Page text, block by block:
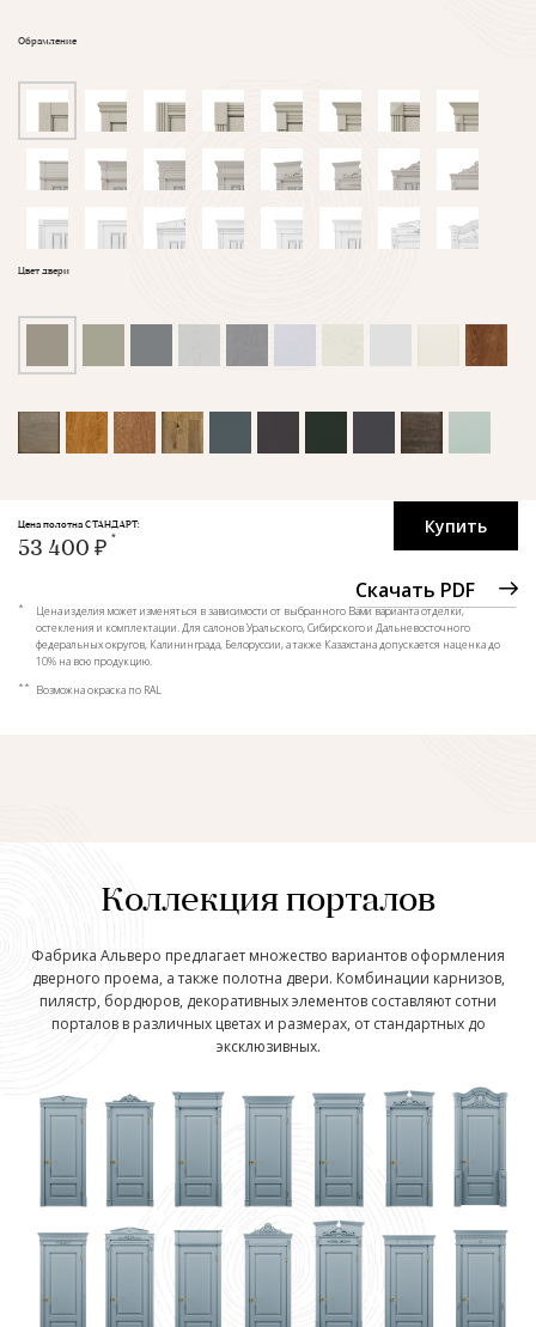
Обрамление
Цвет двери
Купить
Скачать PDF
Цена полотна СТАНДАРТ:
53 400 ₽
*
Цена изделия может изменяться в зависимости от выбранного Вами варианта отделки,
остекления и комплектации. Для салонов Уральского, Сибирского и Дальневосточного
федеральных округов, Калининграда, Белоруссии, а также Казахстана допускается наценка до
10% на всю продукцию.
** Возможна окраска по RAL
Коллекция порталов
Фабрика Альверо предлагает множество вариантов оформления
дверного проема, а также полотна двери. Комбинации карнизов,
пилястр, бордюров, декоративных элементов составляют сотни
порталов в различных цветах и размерах, от стандартных до
эксклюзивных.